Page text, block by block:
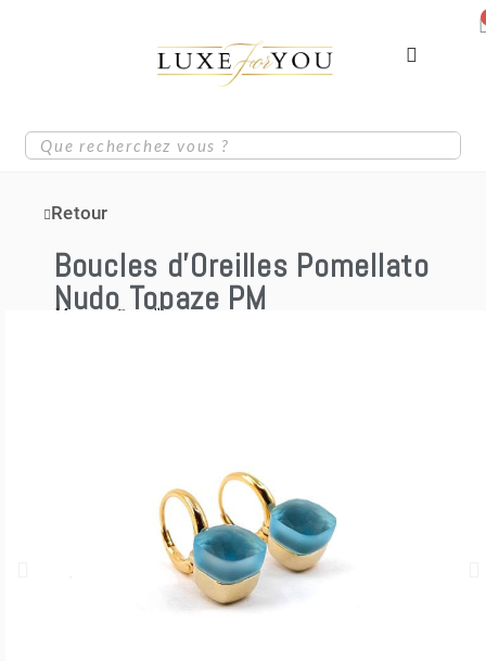
Retour
Boucles d’Oreilles Pomellato
Nudo Topaze PM
Marque Pomellato